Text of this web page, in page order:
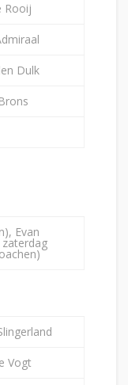
Rooij
Dulk
Evan
Vogt